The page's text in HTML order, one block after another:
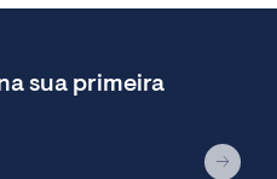
sua primeira